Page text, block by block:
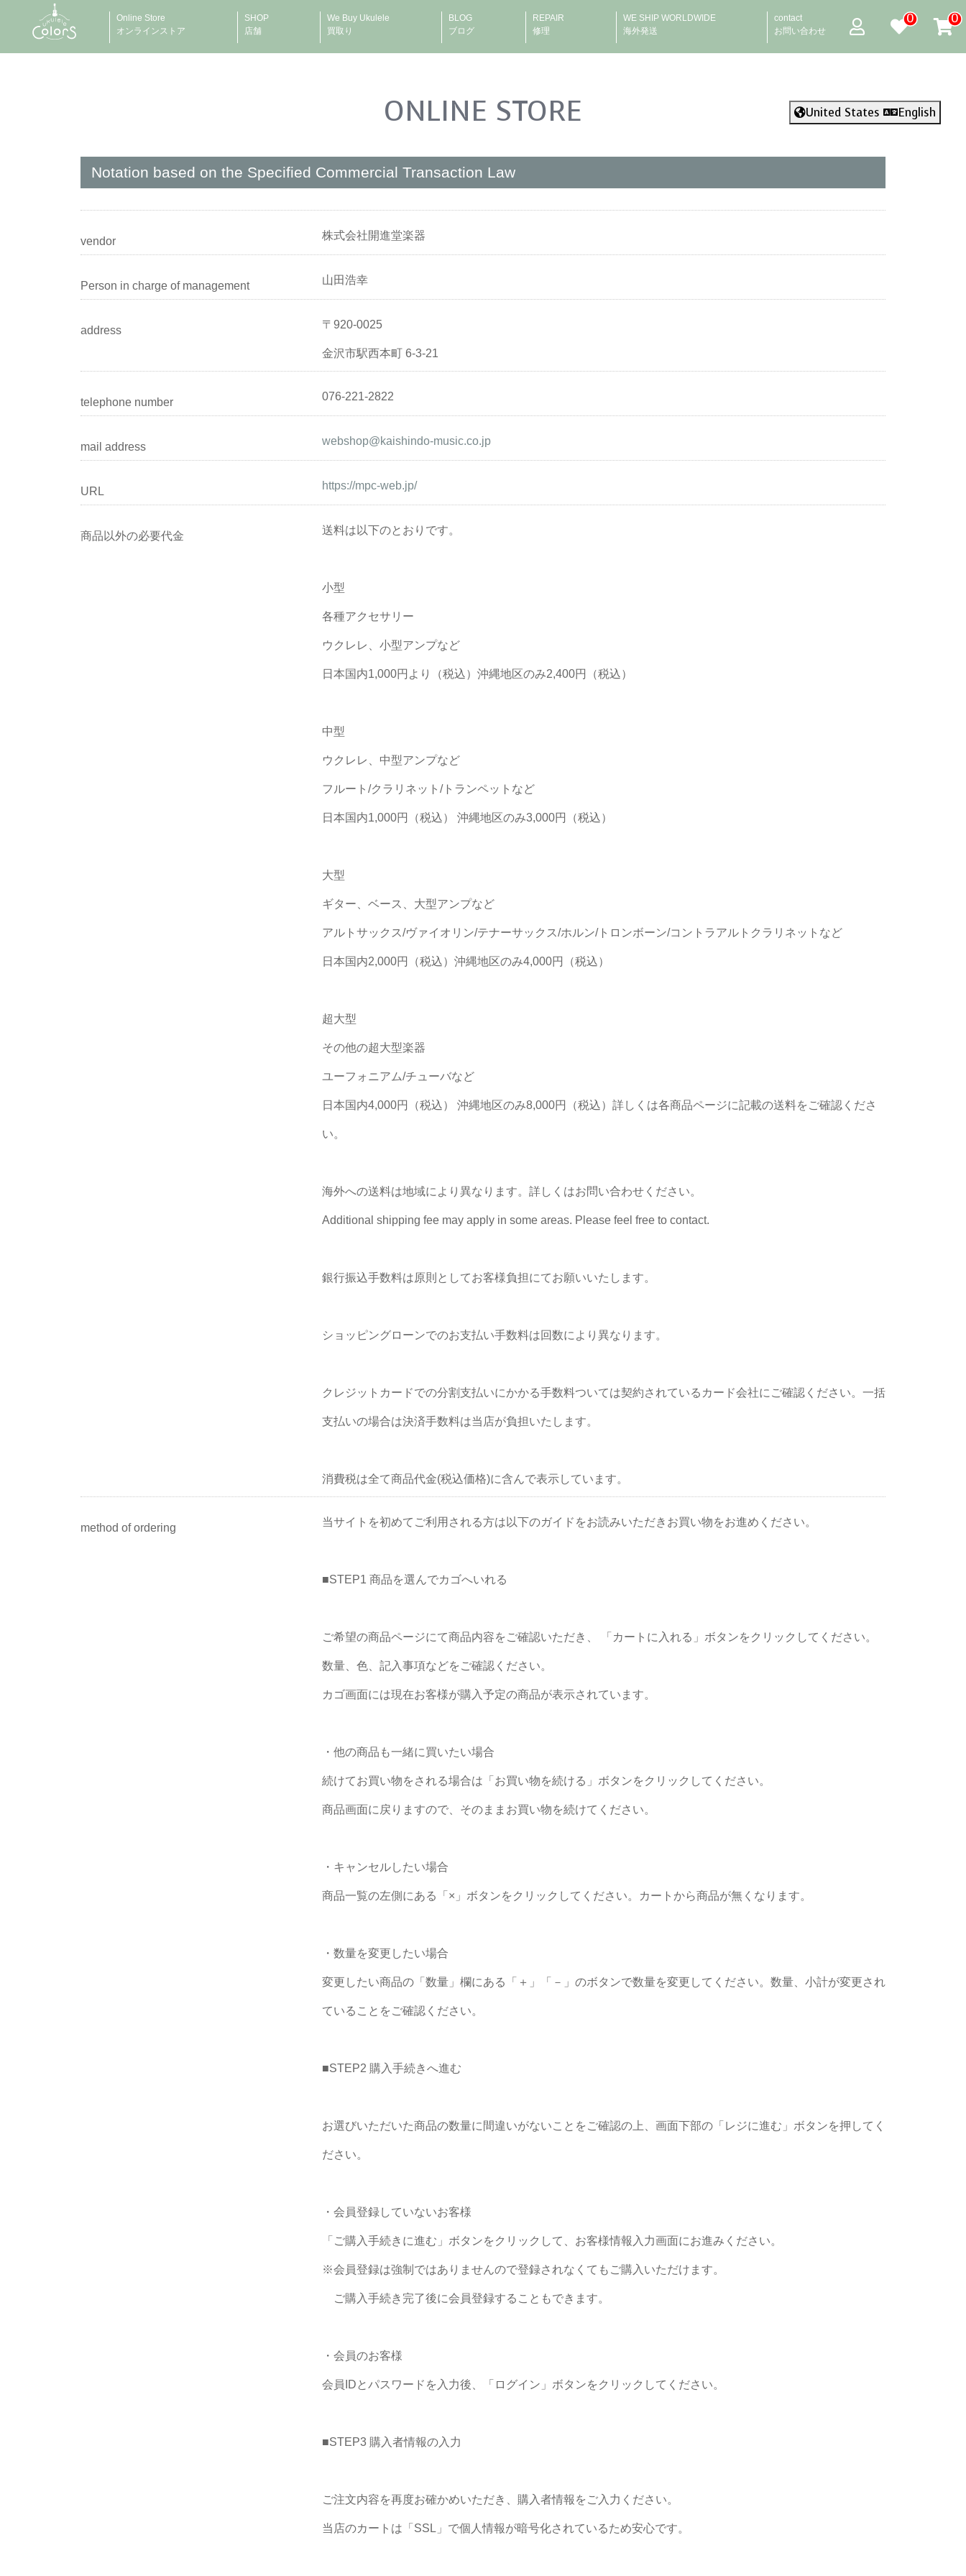
Online Store
オンラインストア
SHOP
店舗
We Buy Ukulele
買取り
BLOG
ブログ
REPAIR
修理
WE SHIP WORLDWIDE
海外発送
contact
お問い合わせ
0 0
ONLINE STORE United States English
Notation based on the Specified Commercial Transaction Law
vendor 株式会社開進堂楽器
Person in charge of management 山田浩幸
address 〒920-0025
金沢市駅西本町 6-3-21
telephone number 076-221-2822
mail address webshop@kaishindo-music.co.jp
URL https://mpc-web.jp/
商品以外の必要代金 送料は以下のとおりです。
小型
各種アクセサリー
ウクレレ、小型アンプなど
日本国内1,000円より（税込）沖縄地区のみ2,400円（税込）
中型
ウクレレ、中型アンプなど
フルート/クラリネット/トランペットなど
日本国内1,000円（税込） 沖縄地区のみ3,000円（税込）
大型
ギター、ベース、大型アンプなど
アルトサックス/ヴァイオリン/テナーサックス/ホルン/トロンボーン/コントラアルトクラリネットなど
日本国内2,000円（税込）沖縄地区のみ4,000円（税込）
超大型
その他の超大型楽器
ユーフォニアム/チューバなど
日本国内4,000円（税込） 沖縄地区のみ8,000円（税込）詳しくは各商品ページに記載の送料をご確認くださ
い。
海外への送料は地域により異なります。詳しくはお問い合わせください。
Additional shipping fee may apply in some areas. Please feel free to contact.
銀行振込手数料は原則としてお客様負担にてお願いいたします。
ショッピングローンでのお支払い手数料は回数により異なります。
クレジットカードでの分割支払いにかかる手数料ついては契約されているカード会社にご確認ください。一括
支払いの場合は決済手数料は当店が負担いたします。
消費税は全て商品代金(税込価格)に含んで表示しています。
method of ordering 当サイトを初めてご利用される方は以下のガイドをお読みいただきお買い物をお進めください。
■STEP1 商品を選んでカゴへいれる
ご希望の商品ページにて商品内容をご確認いただき、 「カートに入れる」ボタンをクリックしてください。
数量、色、記入事項などをご確認ください。
カゴ画面には現在お客様が購入予定の商品が表示されています。
・他の商品も一緒に買いたい場合
続けてお買い物をされる場合は「お買い物を続ける」ボタンをクリックしてください。
商品画面に戻りますので、そのままお買い物を続けてください。
・キャンセルしたい場合
商品一覧の左側にある「×」ボタンをクリックしてください。カートから商品が無くなります。
・数量を変更したい場合
変更したい商品の「数量」欄にある「＋」「－」のボタンで数量を変更してください。数量、小計が変更され
ていることをご確認ください。
■STEP2 購入手続きへ進む
お選びいただいた商品の数量に間違いがないことをご確認の上、画面下部の「レジに進む」ボタンを押してく
ださい。
・会員登録していないお客様
「ご購入手続きに進む」ボタンをクリックして、お客様情報入力画面にお進みください。
※会員登録は強制ではありませんので登録されなくてもご購入いただけます。
ご購入手続き完了後に会員登録することもできます。
・会員のお客様
会員IDとパスワードを入力後、「ログイン」ボタンをクリックしてください。
■STEP3 購入者情報の入力
ご注文内容を再度お確かめいただき、購入者情報をご入力ください。
当店のカートは「SSL」で個人情報が暗号化されているため安心です。